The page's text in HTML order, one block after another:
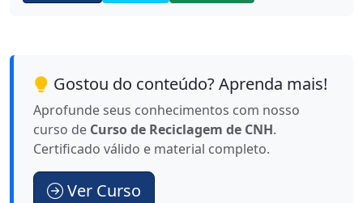
Gostou do conteúdo? Aprenda mais!
Aprofunde seus conhecimentos com nosso
curso de Curso de Reciclagem de CNH.
Certificado válido e material completo.
Ver Curso